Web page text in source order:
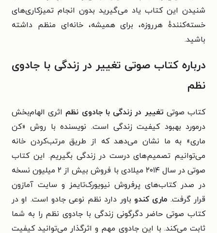
شنیدن این کتاب یاد می‌گیرید بدون انجام تمیزکاری‌های
خسته‌کنندهٔ هرروزه، برای همیشه، خانه‌ای منظم داشته
باشید.
درباره کتاب صوتی تغییر در زندگی با جادوی
نظم
کتاب صوتی تغییر در زندگی با جادوی نظم اثری الهام‌بخش
درمورد بهبود کیفیت زندگی است. نویسنده با روش «کن
ماری» به ما نشان می‌دهد که از طریق مرتب‌کردن خانه
می‌توانیم تصمیم‌های درست در زندگی بگیریم. این کتاب
صوتی در سال ۲۰۱۴ میلادی با فروش بیش از ۲ میلیون نسخه
در صدر کتاب‌های پرفروش نیویورک‌تایمز و سایت آمازون
قرار گرفت. ماری کندو باور دارد نظم نوعی جادو است. او در
کتاب صوتی حاضر دگرگونی زندگی با جادوی نظم را به شما
ثابت می‌کند. با این جادوی مهم و اثرگذار می‌توانید کیفیت